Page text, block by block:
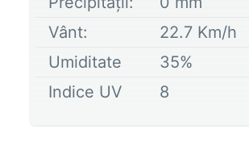
Vânt:
22.7 Km/h
Umiditate
35%
Indice UV
8